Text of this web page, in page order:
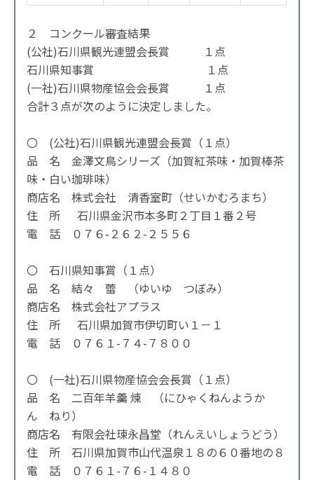
２ コンクール審査結果
(公社)石川県観光連盟会長賞 １点
石川県知事賞 １点
(一社)石川県物産協会会長賞 １点
合計３点が次のように決定しました。
〇 (公社)石川県観光連盟会長賞（１点）
品 名 金澤文鳥シリーズ（加賀紅茶味・加賀棒茶
味・白い珈琲味）
商店名 株式会社 清香室町（せいかむろまち）
住 所 石川県金沢市本多町２丁目１番２号
電 話 ０７６-２６２-２５５６
〇 石川県知事賞（１点）
品 名 結々 蕾 （ゆいゆ つぼみ）
商店名 株式会社アプラス
住 所 石川県加賀市伊切町い１－１
電 話 ０７６１-７４-７８００
〇 (一社)石川県物産協会会長賞（１点）
品 名 二百年羊羹 煉 （にひゃくねんようか
ん ねり）
商店名 有限会社瑓永昌堂（れんえいしょうどう）
住 所 石川県加賀市山代温泉１８の６０番地の８
電 話 ０７６１-７６-１４８０